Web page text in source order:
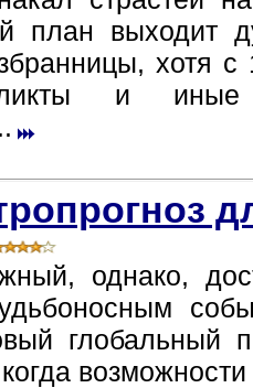
план выходит
хотя
и иные
однако,
глобальный